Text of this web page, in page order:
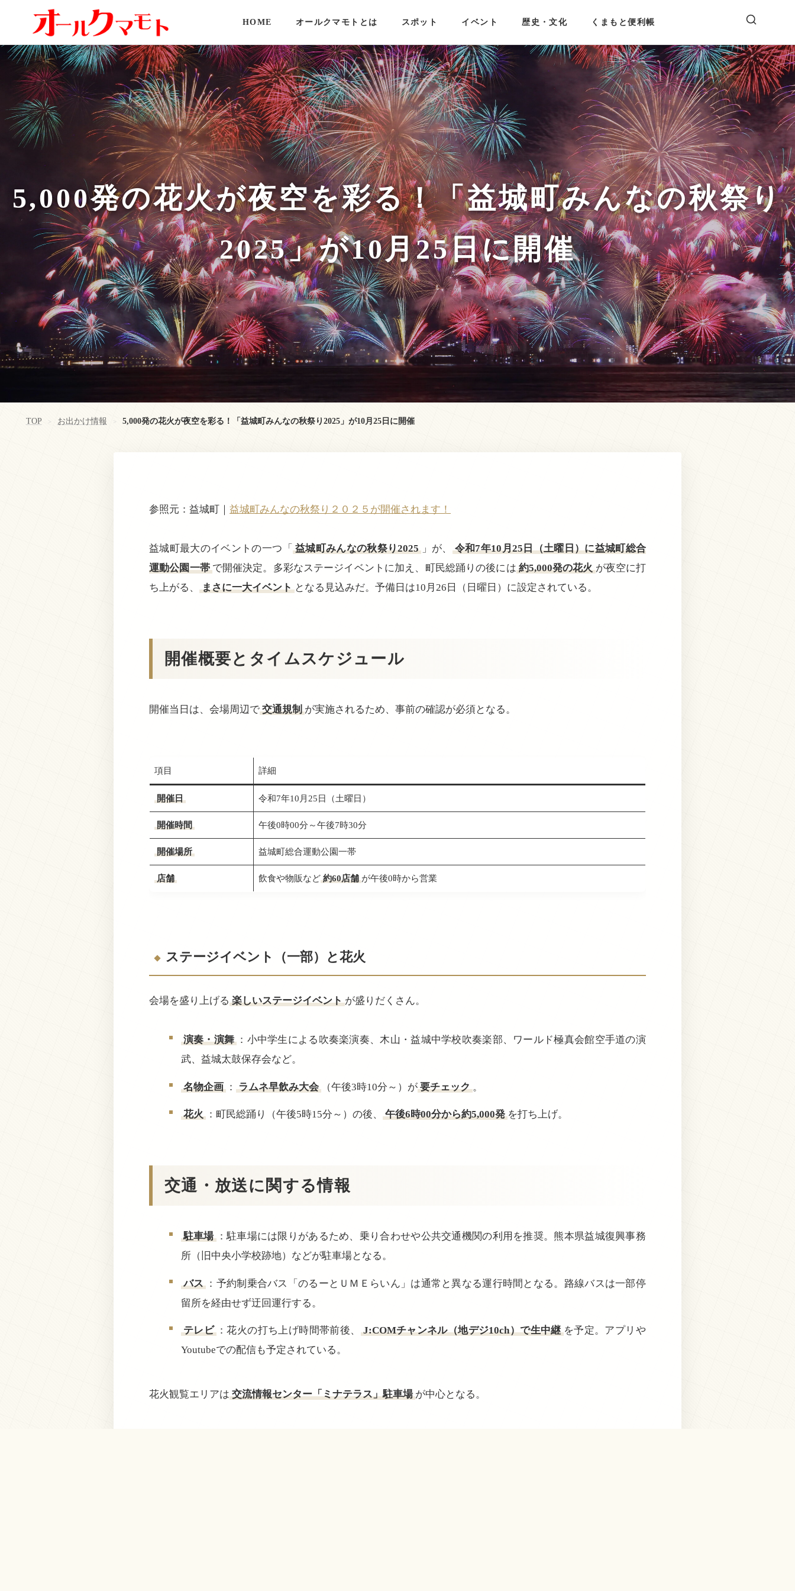
HOME オールクマモトとは スポット イベント 歴史・文化 くまもと便利帳
5,000発の花火が夜空を彩る！「益城町みんなの秋祭り
2025」が10月25日に開催
TOP > お出かけ情報 > 5,000発の花火が夜空を彩る！「益城町みんなの秋祭り2025」が10月25日に開催
参照元：益城町｜ 益城町みんなの秋祭り２０２５が開催されます！
益城町最大のイベントの一つ「 益城町みんなの秋祭り2025 」が、
令和7年10月25日（土曜日）に益城町総合
運動公園一帯 で開催決定。多彩なステージイベントに加え、町民総踊りの後には 約5,000発の花火 が夜空に打
ち上がる、
まさに一大イベント となる見込みだ。予備日は10月26日（日曜日）に設定されている。
開催概要とタイムスケジュール
開催当日は、会場周辺で 交通規制 が実施されるため、事前の確認が必須となる。
項目 詳細
開催日 令和7年10月25日（土曜日）
開催時間 午後0時00分～午後7時30分
開催場所 益城町総合運動公園一帯
店舗 飲食や物販など 約60店舗 が午後0時から営業
ステージイベント（一部）と花火
会場を盛り上げる 楽しいステージイベント が盛りだくさん。
演奏・演舞 ：小中学生による吹奏楽演奏、木山・益城中学校吹奏楽部、ワールド極真会館空手道の演
武、益城太鼓保存会など。
名物企画 ： ラムネ早飲み大会 （午後3時10分～）が 要チェック 。
花火 ：町民総踊り（午後5時15分～）の後、 午後6時00分から約5,000発 を打ち上げ。
交通・放送に関する情報
駐車場 ：駐車場には限りがあるため、乗り合わせや公共交通機関の利用を推奨。熊本県益城復興事務
所（旧中央小学校跡地）などが駐車場となる。
バス ：予約制乗合バス「のるーとＵＭＥらいん」は通常と異なる運行時間となる。路線バスは一部停
留所を経由せず迂回運行する。
テレビ ：花火の打ち上げ時間帯前後、 J:COMチャンネル（地デジ10ch）で生中継 を予定。アプリや
Youtubeでの配信も予定されている。
花火観覧エリアは 交流情報センター「ミナテラス」駐車場 が中心となる。